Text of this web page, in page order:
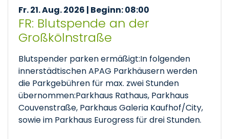
Fr. 21. Aug. 2026 | Beginn: 08:00
FR: Blutspende an der
Großkölnstraße
Blutspender parken ermäßigt:In folgenden
innerstädtischen APAG Parkhäusern werden
die Parkgebühren für max. zwei Stunden
übernommen:Parkhaus Rathaus, Parkhaus
Couvenstraße, Parkhaus Galeria Kaufhof/City,
sowie im Parkhaus Eurogress für drei Stunden.